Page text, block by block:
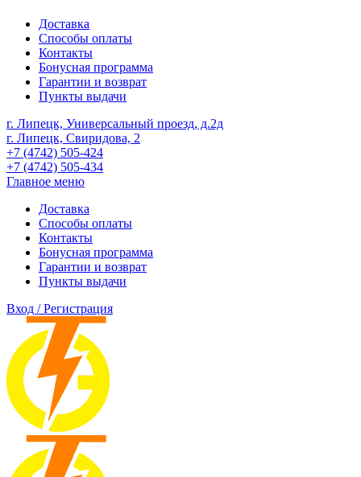
Доставка
Способы оплаты
Контакты
Бонусная программа
Гарантии и возврат
Пункты выдачи
г. Липецк, Универсальный проезд, д.2д
г. Липецк, Свиридова, 2
+7 (4742) 505-424
+7 (4742) 505-434
Главное меню
Доставка
Способы оплаты
Контакты
Бонусная программа
Гарантии и возврат
Пункты выдачи
Вход / Регистрация